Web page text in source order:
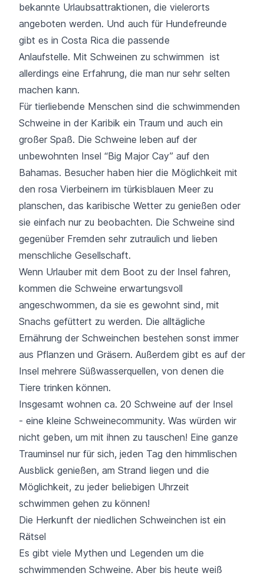
bekannte Urlaubsattraktionen, die vielerorts
angeboten werden. Und auch für Hundefreunde
gibt es in Costa Rica die passende
Anlaufstelle. Mit Schweinen zu schwimmen ist
allerdings eine Erfahrung, die man nur sehr selten
machen kann.
Für tierliebende Menschen sind die schwimmenden
Schweine in der Karibik ein Traum und auch ein
großer Spaß. Die Schweine leben auf der
unbewohnten Insel “Big Major Cay” auf den
Bahamas. Besucher haben hier die Möglichkeit mit
den rosa Vierbeinern im türkisblauen Meer zu
planschen, das karibische Wetter zu genießen oder
sie einfach nur zu beobachten. Die Schweine sind
gegenüber Fremden sehr zutraulich und lieben
menschliche Gesellschaft.
Wenn Urlauber mit dem Boot zu der Insel fahren,
kommen die Schweine erwartungsvoll
angeschwommen, da sie es gewohnt sind, mit
Snachs gefüttert zu werden. Die alltägliche
Ernährung der Schweinchen bestehen sonst immer
aus Pflanzen und Gräsern. Außerdem gibt es auf der
Insel mehrere Süßwasserquellen, von denen die
Tiere trinken können.
Insgesamt wohnen ca. 20 Schweine auf der Insel
- eine kleine Schweinecommunity. Was würden wir
nicht geben, um mit ihnen zu tauschen! Eine ganze
Trauminsel nur für sich, jeden Tag den himmlischen
Ausblick genießen, am Strand liegen und die
Möglichkeit, zu jeder beliebigen Uhrzeit
schwimmen gehen zu können!
Die Herkunft der niedlichen Schweinchen ist ein
Rätsel
Es gibt viele Mythen und Legenden um die
schwimmenden Schweine. Aber bis heute weiß